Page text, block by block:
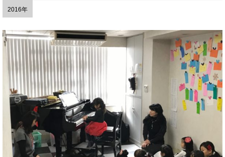
2016年